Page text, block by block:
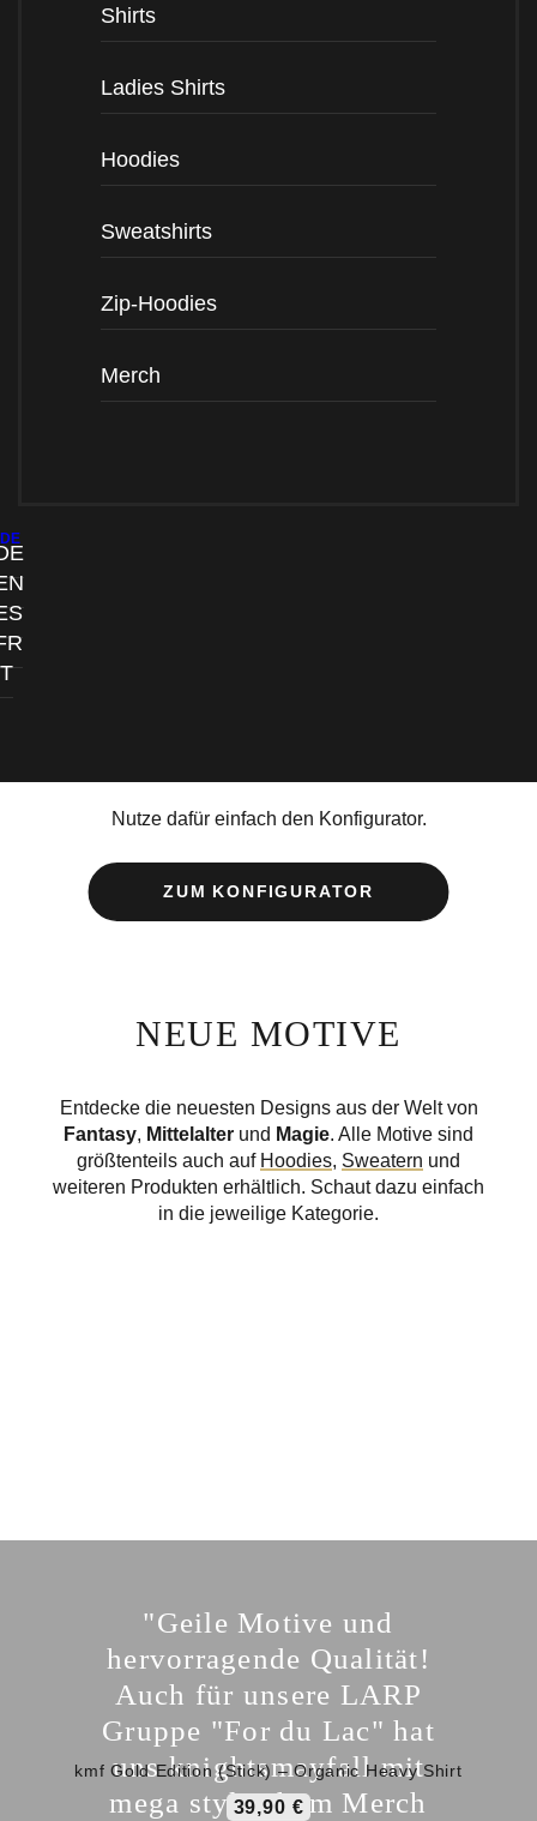
Shirts
Ladies Shirts
Hoodies
Sweat­shirts
Zip-Hoodies
Merch
DE
Nutze dafür einfach den Konfigurator.
ZUM KONFIGURATOR
NEUE MOTIVE
Entdecke die neuesten Designs aus der Welt von
Fantasy, Mittelalter und Magie. Alle Motive sind
größtenteils auch auf Hoodies, Sweatern und
weiteren Produkten erhältlich. Schaut dazu einfach
in die jeweilige Kategorie.
kmf Gold Edition (Stick) – Organic Heavy Shirt
39,90 €
"Geile Motive und
hervorragende Qualität!
Auch für unsere LARP
Gruppe "For du Lac" hat
uns knightsmayfall mit
mega stylischem Merch